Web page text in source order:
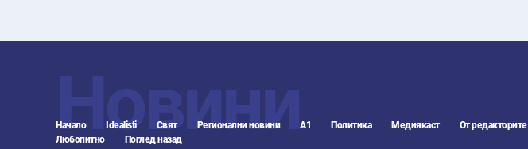
Новини
Начало Idealisti Свят Регионални новини А1 Политика Медиякаст От редакторите
Любопитно
Поглед назад